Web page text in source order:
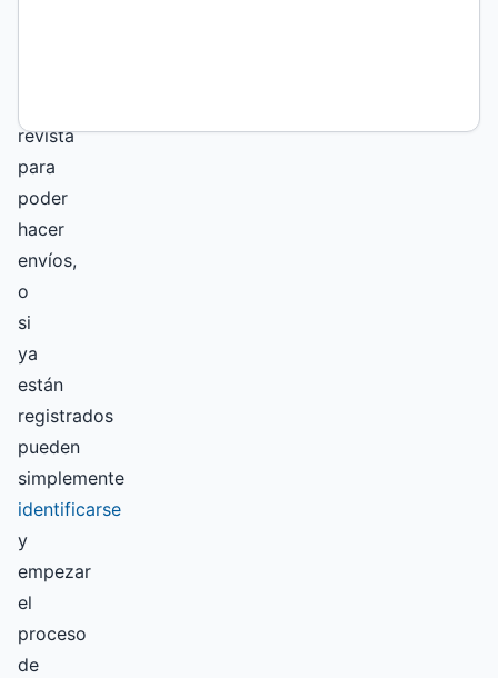
revista
para
poder
hacer
envíos,
o
si
ya
están
registrados
pueden
simplemente
identificarse
y
empezar
el
proceso
de